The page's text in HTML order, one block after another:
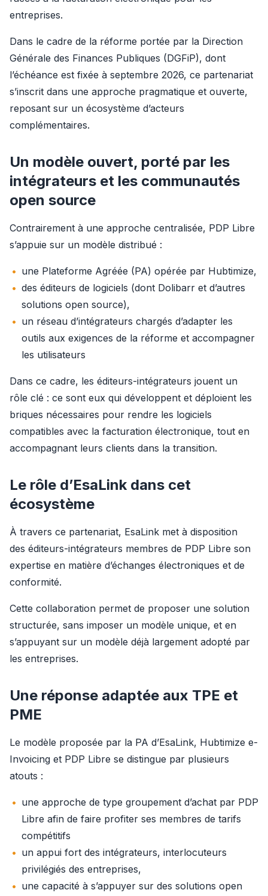
entreprises.
Dans le cadre de la réforme portée par la Direction
Générale des Finances Publiques (DGFiP), dont
l’échéance est fixée à septembre 2026, ce partenariat
s’inscrit dans une approche pragmatique et ouverte,
reposant sur un écosystème d’acteurs
complémentaires.
Un modèle ouvert, porté par les
intégrateurs et les communautés
open source
Contrairement à une approche centralisée, PDP Libre
s’appuie sur un modèle distribué :
une Plateforme Agréée (PA) opérée par Hubtimize,
des éditeurs de logiciels (dont Dolibarr et d’autres
solutions open source),
un réseau d’intégrateurs chargés d’adapter les
outils aux exigences de la réforme et accompagner
les utilisateurs
Dans ce cadre, les éditeurs-intégrateurs jouent un
rôle clé : ce sont eux qui développent et déploient les
briques nécessaires pour rendre les logiciels
compatibles avec la facturation électronique, tout en
accompagnant leurs clients dans la transition.
Le rôle d’EsaLink dans cet
écosystème
À travers ce partenariat, EsaLink met à disposition
des éditeurs-intégrateurs membres de PDP Libre son
expertise en matière d’échanges électroniques et de
conformité.
Cette collaboration permet de proposer une solution
structurée, sans imposer un modèle unique, et en
s’appuyant sur un modèle déjà largement adopté par
les entreprises.
Une réponse adaptée aux TPE et
PME
Le modèle proposée par la PA d’EsaLink, Hubtimize e-
Invoicing et PDP Libre se distingue par plusieurs
atouts :
une approche de type groupement d’achat par PDP
Libre afin de faire profiter ses membres de tarifs
compétitifs
un appui fort des intégrateurs, interlocuteurs
privilégiés des entreprises,
une capacité à s’appuyer sur des solutions open